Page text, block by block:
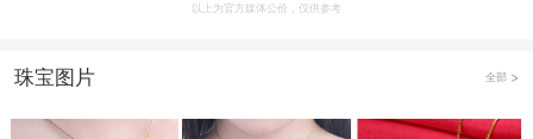
以上为官方媒体公价，仅供参考
珠宝图片 全部